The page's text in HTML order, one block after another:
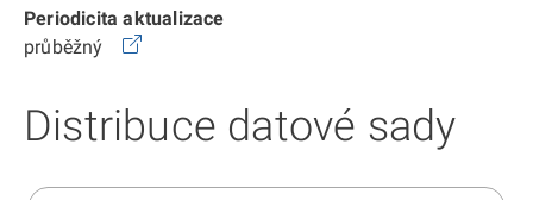
Periodicita aktualizace
průběžný
Distribuce datové sady